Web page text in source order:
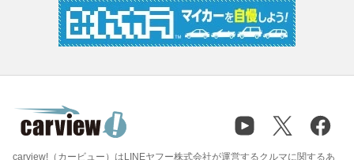
carview!（カービュー）はLINEヤフー株式会社が運営するクルマに関するあ